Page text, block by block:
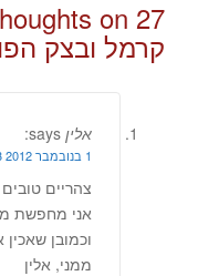
27 thoughts on “
קרמל ובצק
אלין says:
1 בנובמבר 2012 at 16:03
צהריים
אני מחפשת
וכמובן
ממני, אלין